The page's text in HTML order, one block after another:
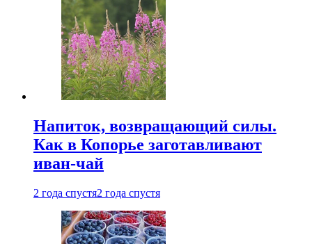
Напиток, возвращающий силы.
Как в Копорье заготавливают
иван-чай
2 года спустя2 года спустя